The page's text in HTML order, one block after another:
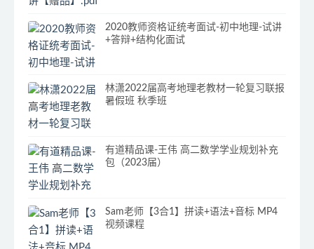
2020教师资格证统考面试-初中地理-试讲
+答辩+结构化面试
林潇2022届高考地理老教材一轮复习联报
暑假班 秋季班
有道精品课-王伟 高二数学学业规划补充
包（2023届）
Sam老师【3合1】拼读+语法+音标 MP4
视频课程